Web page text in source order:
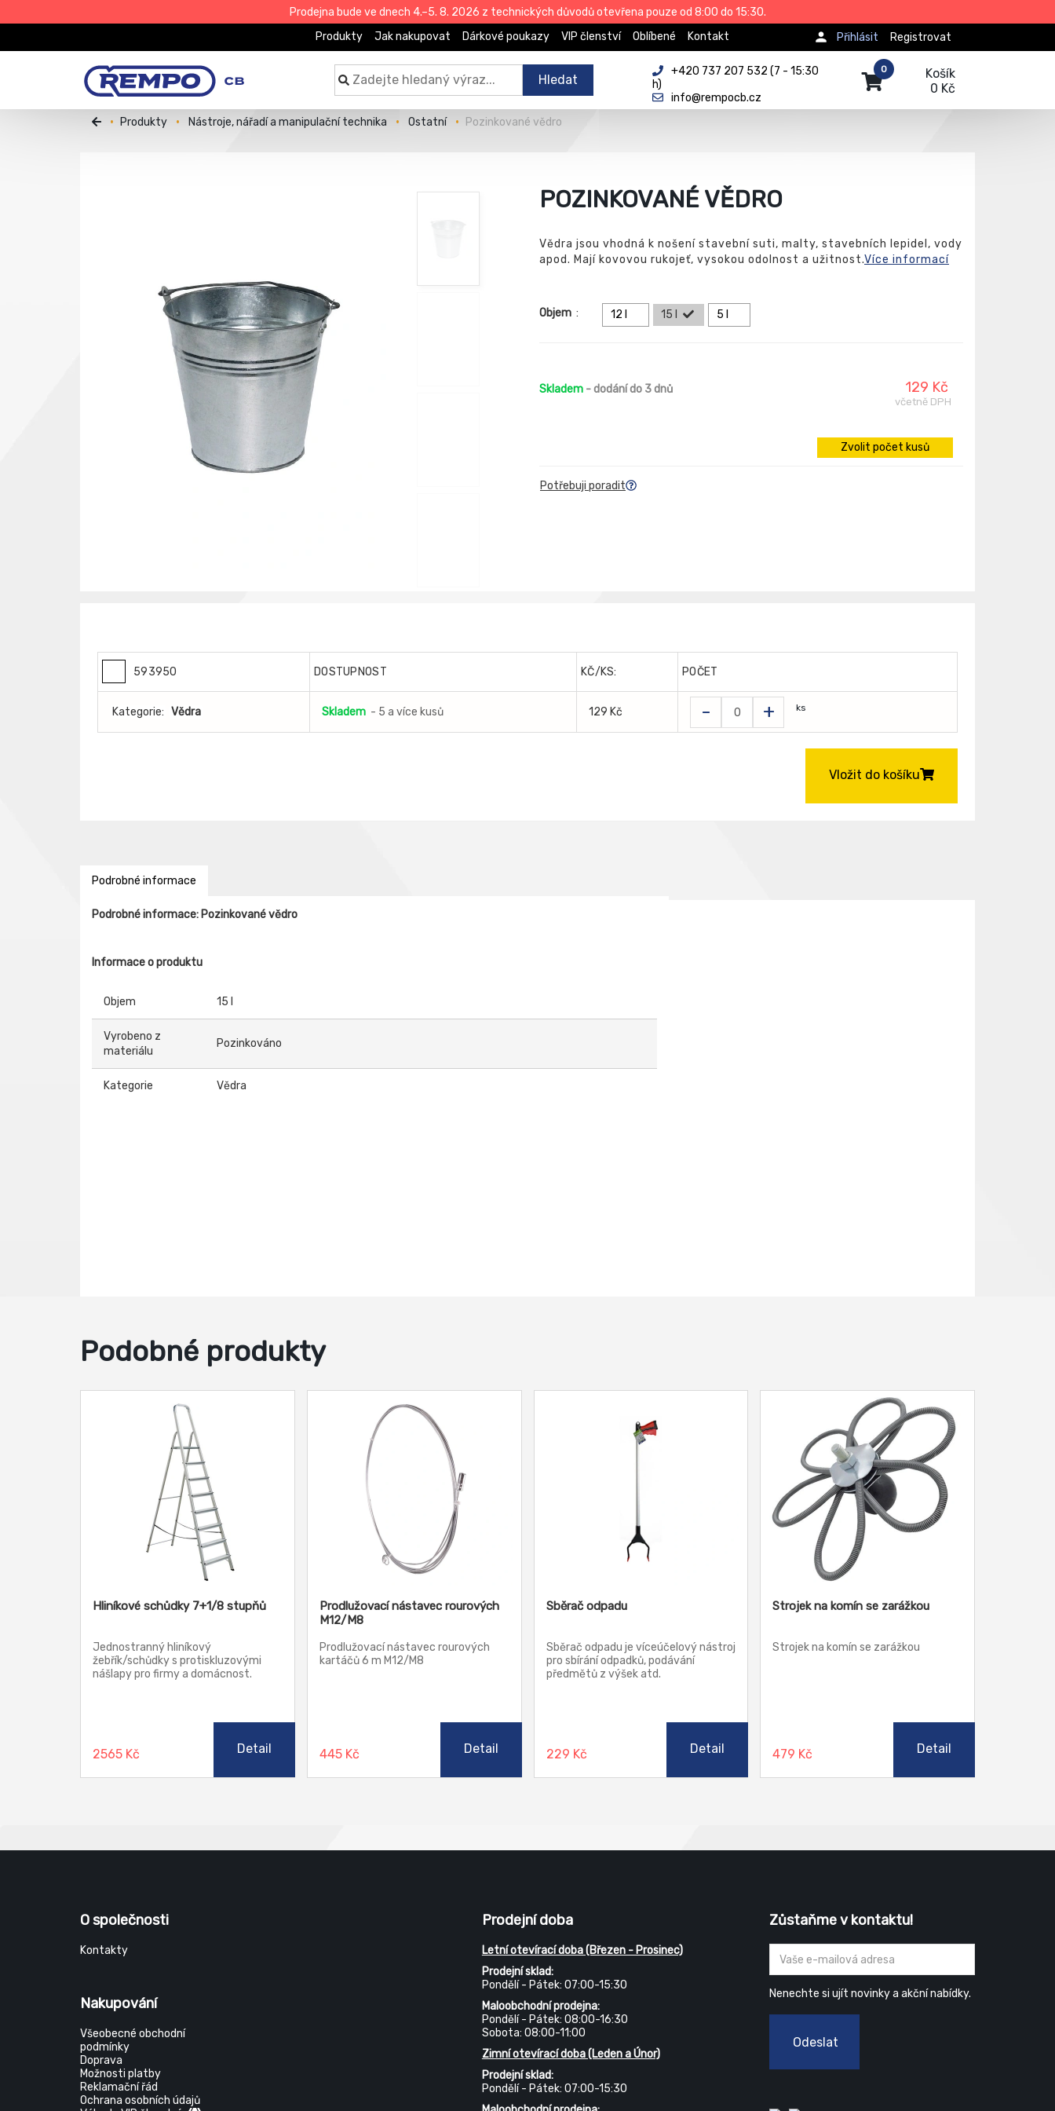
Prodejna bude ve dnech 4.–5. 8. 2026 z technických důvodů otevřena pouze od 8:00 do 15:30.
Produkty
Jak nakupovat Dárkové poukazy VIP členství Oblíbené Kontakt Registrovat
Přihlásit
Hledat
+420 737 207 532 (7 - 15:30
h)
info@rempocb.cz
Košík
0 Kč
0
Produkty Nástroje, nářadí a manipulační technika Ostatní Pozinkované vědro
POZINKOVANÉ VĚDRO
Vědra jsou vhodná k nošení stavební suti, malty, stavebních lepidel, vody
apod. Mají kovovou rukojeť, vysokou odolnost a užitnost.Více informací
Objem : 12 l 15 l 5 l
Skladem - dodání do 3 dnů 129 Kč
včetně DPH
Zvolit počet kusů
Potřebuji poradit
593950 DOSTUPNOST KČ/KS: POČET
Kategorie: Vědra Skladem - 5 a více kusů 129 Kč - + ks
Vložit do košíku
Podrobné informace
Podrobné informace: Pozinkované vědro
Informace o produktu
Objem 15 l
Vyrobeno z
materiálu
Pozinkováno
Kategorie Vědra
Podobné produkty
Hliníkové schůdky 7+1/8 stupňů
Jednostranný hliníkový
žebřík/schůdky s protiskluzovými
nášlapy pro firmy a domácnost.
textilním popruhem, který zabraňuje
rozevření.
2565 Kč Detail
Prodlužovací nástavec rourových
M12/M8
Prodlužovací nástavec rourových
kartáčů 6 m M12/M8
445 Kč Detail
Sběrač odpadu
Sběrač odpadu je víceúčelový nástroj
pro sbírání odpadků, podávání
předmětů z výšek atd.
229 Kč Detail
Strojek na komín se zarážkou
Strojek na komín se zarážkou
479 Kč Detail
O společnosti
Kontakty
Nakupování
Všeobecné obchodní
podmínky
Doprava
Možnosti platby
Reklamační řád
Ochrana osobních údajů
Prodejní doba
Letní otevírací doba (Březen - Prosinec)
Prodejní sklad:
Pondělí - Pátek: 07:00-15:30
Maloobchodní prodejna:
Pondělí - Pátek: 08:00-16:30
Sobota: 08:00-11:00
Zimní otevírací doba (Leden a Únor)
Prodejní sklad:
Pondělí - Pátek: 07:00-15:30
Zůstaňme v kontaktu!
Nenechte si ujít novinky a akční nabídky.
Odeslat